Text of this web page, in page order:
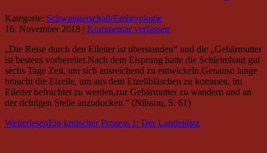
Kategorie: Schwangerschaft/Embryologie
16. November 2018 | Kommentar verfassen
„Die Reise durch den Eileiter ist überstanden“ und die „Gebärmutter
ist bestens vorbereitet.Nach dem Eisprung hatte die Schleimhaut gut
sechs Tage Zeit, um sich ausreichend zu entwickeln.Genauso lange
braucht die Eizelle, um aus dem Eizellbläschen zu kommen, im
Eileiter befruchtet zu werden,zur Gebärmutter zu wandern und an
der richtigen Stelle anzudocken.“ (Nilsson, S. 61)
WeiterlesenEin kritischer Prozess 1: Der Landeplatz